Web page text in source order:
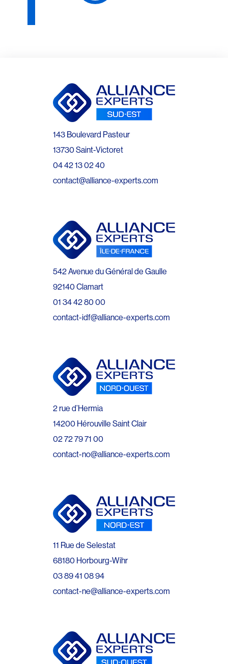
143 Boulevard Pasteur
13730 Saint-Victoret
04 42 13 02 40
contact@alliance-experts.com
542 Avenue du Général de Gaulle
92140 Clamart
01 34 42 80 00
contact-idf@alliance-experts.com
2 rue d’Hermia
14200 Hérouville Saint Clair
02 72 79 71 00
contact-no@alliance-experts.com
11 Rue de Selestat
68180 Horbourg-Wihr
03 89 41 08 94
contact-ne@alliance-experts.com